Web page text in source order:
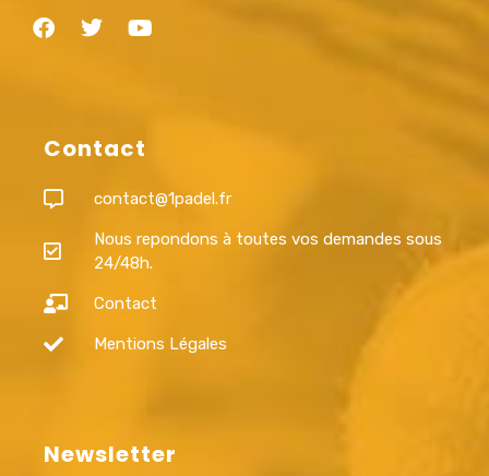
Contact
contact@1padel.fr
Nous repondons à toutes vos demandes sous
24/48h.
Contact
Mentions Légales
Newsletter